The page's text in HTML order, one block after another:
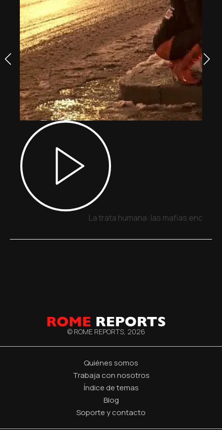
La trata humana: las mafias
© ROME REPORTS, 2026
Quiénes somos
Trabaja con nosotros
Índice de temas
Blog
Soporte y contacto